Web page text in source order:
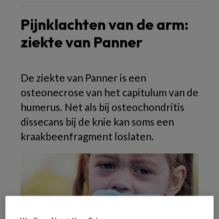
Pijnklachten van de arm:
ziekte van Panner
De ziekte van Panner is een
osteonecrose van het capitulum van de
humerus. Net als bij osteochondritis
dissecans bij de knie kan soms een
kraakbeenfragment loslaten.